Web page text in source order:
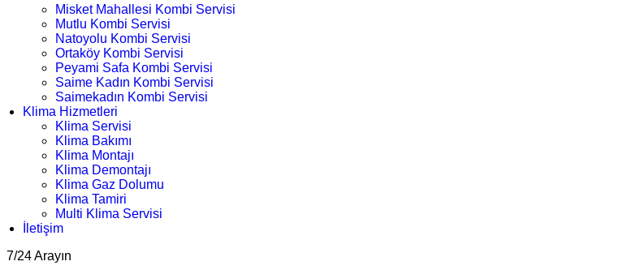
Misket Mahallesi Kombi Servisi
Mutlu Kombi Servisi
Natoyolu Kombi Servisi
Ortaköy Kombi Servisi
Peyami Safa Kombi Servisi
Saime Kadın Kombi Servisi
Saimekadın Kombi Servisi
Klima Hizmetleri
Klima Servisi
Klima Bakımı
Klima Montajı
Klima Demontajı
Klima Gaz Dolumu
Klima Tamiri
Multi Klima Servisi
İletişim
7/24 Arayın